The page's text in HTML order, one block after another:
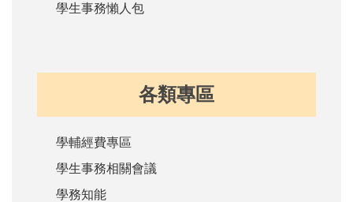
學生事務懶人包
各類專區
學輔經費專區
學生事務相關會議
學務知能